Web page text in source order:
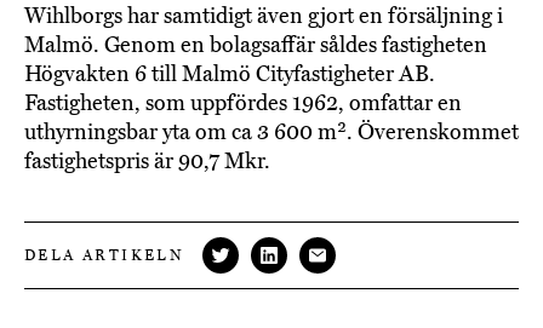
Wihlborgs har samtidigt även gjort en försäljning i
Malmö. Genom en bolagsaffär såldes fastigheten
Högvakten 6 till Malmö Cityfastigheter AB.
Fastigheten, som uppfördes 1962, omfattar en
uthyrningsbar yta om ca 3 600 m². Överenskommet
fastighetspris är 90,7 Mkr.
DELA ARTIKELN